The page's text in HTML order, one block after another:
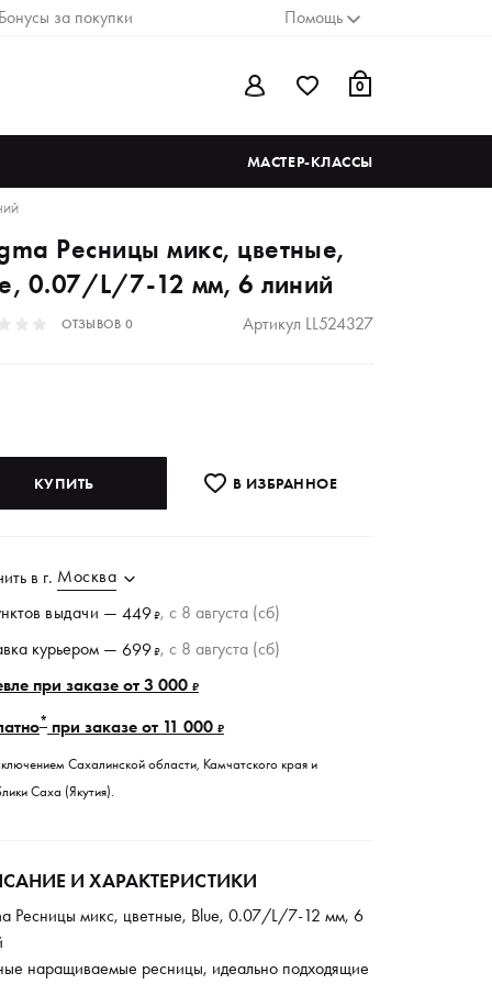
Бонусы за покупки Помощь
0
МАСТЕР-КЛАССЫ
Ресницы микс, цветные,
0.07/L/7-12 мм, 6 линий
ОТЗЫВОВ 0 Артикул LL524327
КУПИТЬ В ИЗБРАННОE
в г. Москва
выдачи —449₽, c 8 августа (сб)
курьером —699₽, c 8 августа (сб)
при заказе от 3 000₽
* при заказе от 11 000₽
Сахалинской области, Камчатского края и
Саха (Якутия).
И ХАРАКТЕРИСТИКИ
Ресницы микс, цветные, Blue, 0.07/L/7-12 мм, 6
наращиваемые ресницы, идеально подходящие